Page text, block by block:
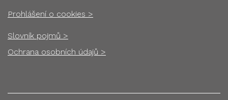
Prohlášení o cookies >
Slovník pojmů >
Ochrana osobních údajů >